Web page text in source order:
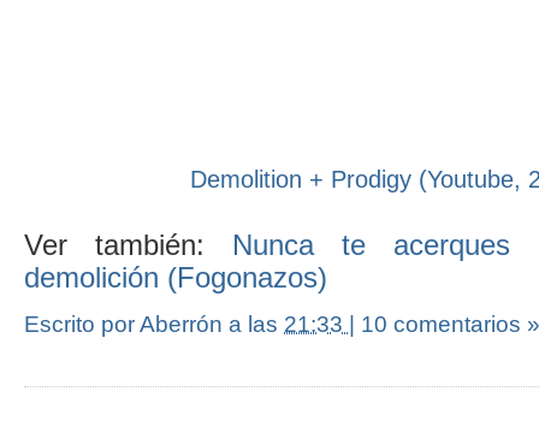
Demolition + Prodigy (Youtube,
Ver también: Nunca te acerques
demolición (Fogonazos)
Escrito por Aberrón a las 21:33 | 10 comentarios »